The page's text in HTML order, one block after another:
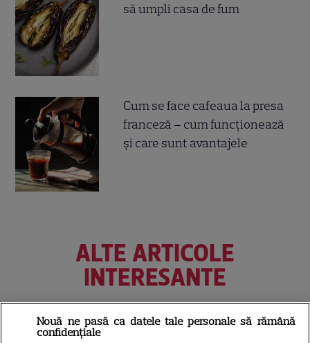
să umpli casa de fum
Cum se face cafeaua la presa
franceză – cum funcționează
și care sunt avantajele
ALTE ARTICOLE
INTERESANTE
Nouă ne pasă ca datele tale personale să rămână
confidențiale